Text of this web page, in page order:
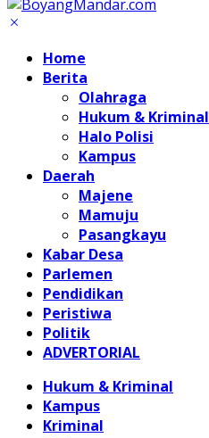
Home
Berita
Olahraga
Hukum & Kriminal
Halo Polisi
Kampus
Daerah
Majene
Mamuju
Pasangkayu
Kabar Desa
Parlemen
Pendidikan
Peristiwa
Politik
ADVERTORIAL
Hukum & Kriminal
Kampus
Kriminal